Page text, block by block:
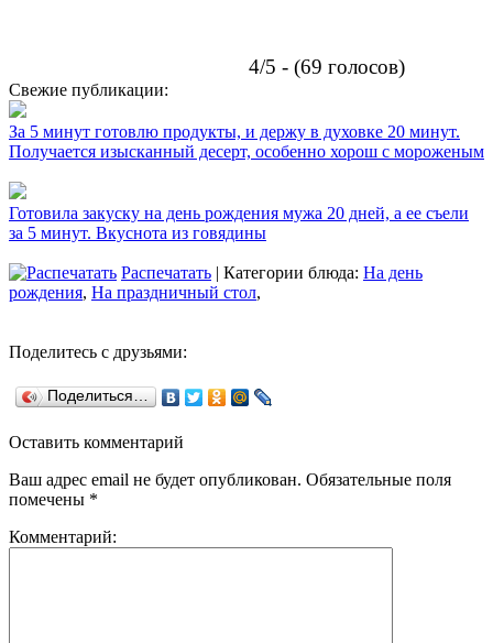
4/5 - (69 голосов)
Свежие публикации:
За 5 минут готовлю продукты, и держу в духовке 20 минут.
Получается изысканный десерт, особенно хорош с мороженым
Готовила закуску на день рождения мужа 20 дней, а ее съели
за 5 минут. Вкуснота из говядины
Распечатать | Категории блюда: На день
рождения, На праздничный стол,
Поделитесь с друзьями:
Поделиться…
Оставить комментарий
Ваш адрес email не будет опубликован. Обязательные поля
помечены *
Комментарий: